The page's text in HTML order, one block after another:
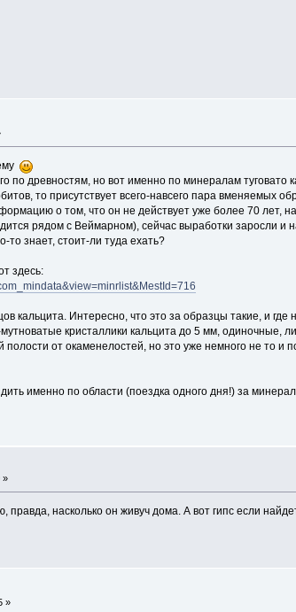
по древностям, но вот именно по минералам
то присутствует всего-навсего пара вменяемых
о том, что он не действует уже более 70 лет,
рядом с Веймарном), сейчас выработки заросли и
то знает, стоит-ли туда ехать?
здесь:
кальцита. Интересно, что это за образцы такие, и
кристаллики кальцита до 5 мм, одиночные,
от окаменелостей, но это уже немного не то и
именно по области (поездка одного дня!) за
»
насколько он живуч дома. А вот гипс если
»